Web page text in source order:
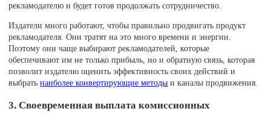
рекламодателю и будет готов продолжать сотрудничество.
Издатели много работают, чтобы правильно продвигать продукт
рекламодателя. Они тратят на это много времени и энергии.
Поэтому они чаще выбирают рекламодателей, которые
обеспечивают им не только прибыль, но и обратную связь, которая
позволит издателю оценить эффективность своих действий и
выбратьнаиболее конвертирующие методы и каналы продвижения.
3. Своевременная выплата комиссионных